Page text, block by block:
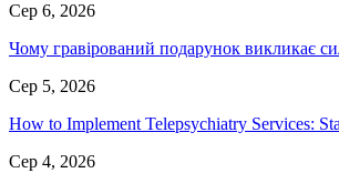
Сер 6, 2026
Чому гравірований подарунок викликає
Сер 5, 2026
How to Implement Telepsychiatry Services:
Сер 4, 2026